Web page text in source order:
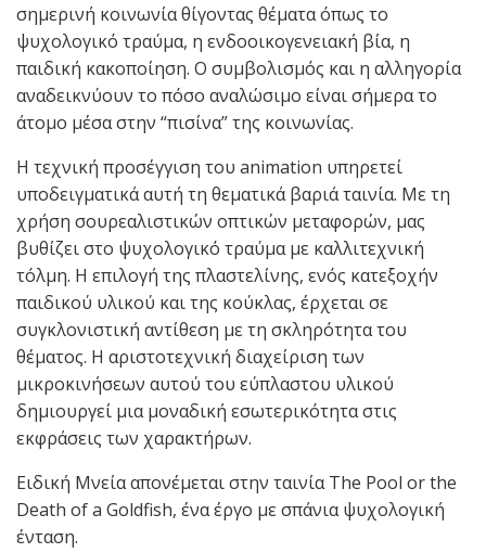
σημερινή κοινωνία θίγοντας θέματα όπως το
ψυχολογικό τραύμα, η ενδοοικογενειακή βία, η
παιδική κακοποίηση. Ο συμβολισμός και η αλληγορία
αναδεικνύουν το πόσο αναλώσιμο είναι σήμερα το
άτομο μέσα στην “πισίνα” της κοινωνίας.
Η τεχνική προσέγγιση του animation υπηρετεί
υποδειγματικά αυτή τη θεματικά βαριά ταινία. Με τη
χρήση σουρεαλιστικών οπτικών μεταφορών, μας
βυθίζει στο ψυχολογικό τραύμα με καλλιτεχνική
τόλμη. Η επιλογή της πλαστελίνης, ενός κατεξοχήν
παιδικού υλικού και της κούκλας, έρχεται σε
συγκλονιστική αντίθεση με τη σκληρότητα του
θέματος. Η αριστοτεχνική διαχείριση των
μικροκινήσεων αυτού του εύπλαστου υλικού
δημιουργεί μια μοναδική εσωτερικότητα στις
εκφράσεις των χαρακτήρων.
Ειδική Μνεία απονέμεται στην ταινία The Pool or the
Death of a Goldfish, ένα έργο με σπάνια ψυχολογική
ένταση.